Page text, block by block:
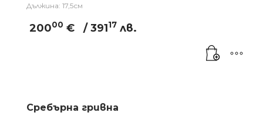
Дължина: 17,5см
20000 € / 39117 лв.
Сребърна гривна